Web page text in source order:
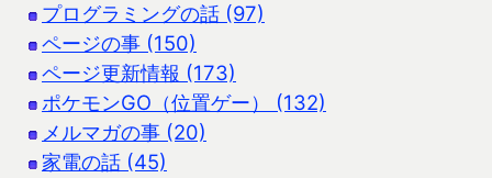
プログラミングの話 (97)
ページの事 (150)
ページ更新情報 (173)
ポケモンGO（位置ゲー） (132)
メルマガの事 (20)
家電の話 (45)